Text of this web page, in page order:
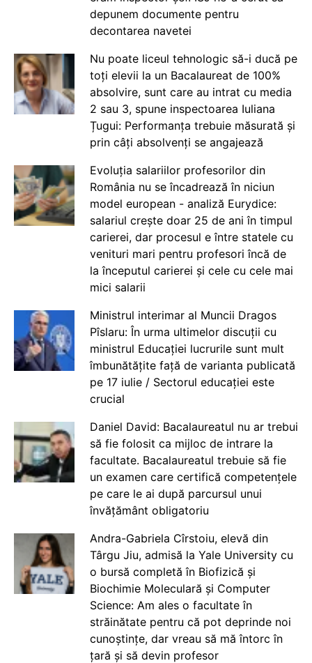
depunem documente pentru
decontarea navetei
Nu poate liceul tehnologic să-i ducă pe
toți elevii la un Bacalaureat de 100%
absolvire, sunt care au intrat cu media
2 sau 3, spune inspectoarea Iuliana
Țugui: Performanța trebuie măsurată și
prin câți absolvenți se angajează
Evoluția salariilor profesorilor din
România nu se încadrează în niciun
model european - analiză Eurydice:
salariul crește doar 25 de ani în timpul
carierei, dar procesul e între statele cu
venituri mari pentru profesori încă de
la începutul carierei și cele cu cele mai
mici salarii
Ministrul interimar al Muncii Dragos
Pîslaru: În urma ultimelor discuții cu
ministrul Educației lucrurile sunt mult
îmbunătățite față de varianta publicată
pe 17 iulie / Sectorul educației este
crucial
Daniel David: Bacalaureatul nu ar trebui
să fie folosit ca mijloc de intrare la
facultate. Bacalaureatul trebuie să fie
un examen care certifică competențele
pe care le ai după parcursul unui
învățământ obligatoriu
Andra-Gabriela Cîrstoiu, elevă din
Târgu Jiu, admisă la Yale University cu
o bursă completă în Biofizică și
Biochimie Moleculară și Computer
Science: Am ales o facultate în
străinătate pentru că pot deprinde noi
cunoștințe, dar vreau să mă întorc în
țară și să devin profesor